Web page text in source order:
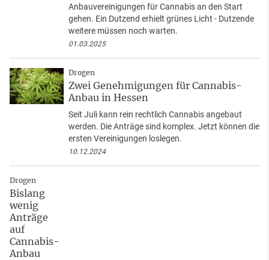
Anbauvereinigungen für Cannabis an den Start
gehen. Ein Dutzend erhielt grünes Licht - Dutzende
weitere müssen noch warten.
01.03.2025
Drogen
Zwei Genehmigungen für Cannabis-
Anbau in Hessen
Seit Juli kann rein rechtlich Cannabis angebaut
werden. Die Anträge sind komplex. Jetzt können die
ersten Vereinigungen loslegen.
10.12.2024
Drogen
Bislang
wenig
Anträge
auf
Cannabis-
Anbau